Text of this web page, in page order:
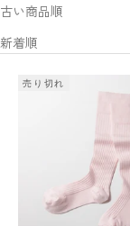
古い商品順
新着順
売り切れ